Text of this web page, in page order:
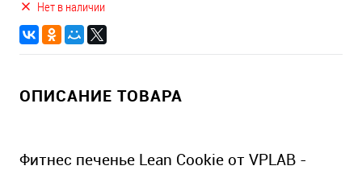
Нет в наличии
ОПИСАНИЕ ТОВАРА
Фитнес печенье Lean Cookie от VPLAB -